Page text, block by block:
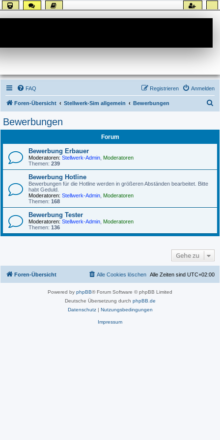
FAQ Anmelden
Registrieren
Foren-Übersicht Stellwerk-Sim allgemein Bewerbungen
Bewerbungen
Forum
Bewerbung Erbauer
Moderatoren: Stellwerk-Admin Moderatoren
Themen: 239
Bewerbung Hotline
Bewerbungen für die Hotline werden in größeren Abständen bearbeitet. Bitte
habt Geduld.
Moderatoren: Stellwerk-Admin Moderatoren
Themen: 168
Bewerbung Tester
Moderatoren: Stellwerk-Admin Moderatoren
Themen: 136
Gehe zu
Foren-Übersicht Alle Zeiten sind UTC+02:00
Alle Cookies löschen
Powered by phpBB® Forum Software © phpBB Limited
Deutsche Übersetzung durch phpBB.de
Datenschutz| Nutzungsbedingungen
Impressum